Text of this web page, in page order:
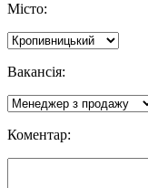
Місто:
Вакансія:
Коментар: